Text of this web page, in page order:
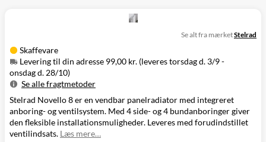
Skaffevare
Levering til din adresse 99,00 kr. (leveres torsdag d. 3/9 -
onsdag d. 28/10)
Se alle fragtmetoder
Metode
Pris
Leveres
Levering til
din adresse
99,00 kr.
Torsdag d. 3/9 -
onsdag d. 28/10
Click&Collect
Se alt fra mærketStelrad
Stelrad Novello 8 er en vendbar panelradiator med integreret
anboring- og ventilsystem. Med 4 side- og 4 bundanboringer giver
den fleksible installationsmuligheder. Leveres med forudindstillet
ventilindsats. Læs mere…